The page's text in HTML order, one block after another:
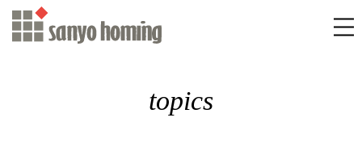
topics